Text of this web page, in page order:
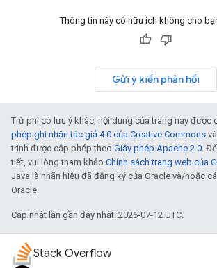
Thông tin này có hữu ích không cho
Gửi ý kiến phản hồi
Trừ phi có lưu ý khác, nội dung của trang này được
phép ghi nhận tác giả 4.0 của Creative Commons
trình được cấp phép theo Giấy phép Apache 2.0.
tiết, vui lòng tham khảo Chính sách trang web của
Java là nhãn hiệu đã đăng ký của Oracle và/hoặc
Oracle.
Cập nhật lần gần đây nhất: 2026-07-12 UTC.
Stack Overflow